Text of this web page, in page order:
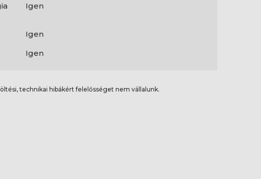
Igen
Igen
Igen
technikai hibákért felelősséget nem vállalunk.